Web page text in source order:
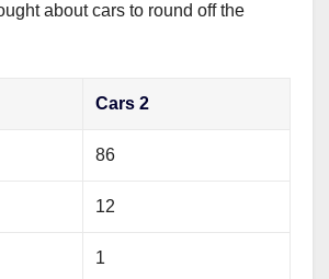
about cars to round off the
Cars 2
86
12
1